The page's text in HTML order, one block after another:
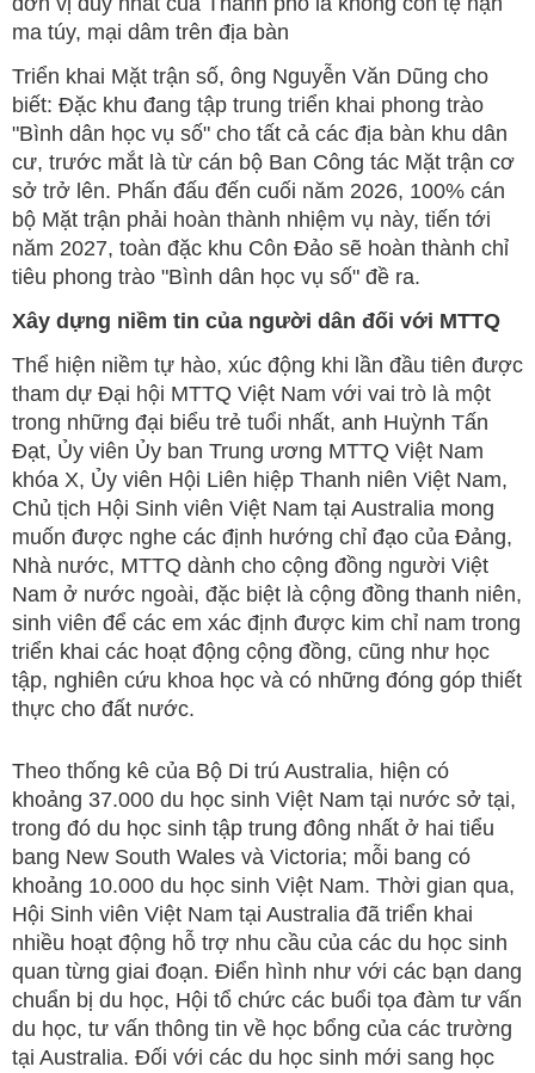
ma túy, mại dâm trên địa bàn
Triển khai Mặt trận số, ông Nguyễn Văn Dũng cho
biết: Đặc khu đang tập trung triển khai phong trào
"Bình dân học vụ số" cho tất cả các địa bàn khu dân
cư, trước mắt là từ cán bộ Ban Công tác Mặt trận cơ
sở trở lên. Phấn đấu đến cuối năm 2026, 100% cán
bộ Mặt trận phải hoàn thành nhiệm vụ này, tiến tới
năm 2027, toàn đặc khu Côn Đảo sẽ hoàn thành chỉ
tiêu phong trào "Bình dân học vụ số" đề ra.
Xây dựng niềm tin của người dân đối với MTTQ
Thể hiện niềm tự hào, xúc động khi lần đầu tiên được
tham dự Đại hội MTTQ Việt Nam với vai trò là một
trong những đại biểu trẻ tuổi nhất, anh Huỳnh Tấn
Đạt, Ủy viên Ủy ban Trung ương MTTQ Việt Nam
khóa X, Ủy viên Hội Liên hiệp Thanh niên Việt Nam,
Chủ tịch Hội Sinh viên Việt Nam tại Australia mong
muốn được nghe các định hướng chỉ đạo của Đảng,
Nhà nước, MTTQ dành cho cộng đồng người Việt
Nam ở nước ngoài, đặc biệt là cộng đồng thanh niên,
sinh viên để các em xác định được kim chỉ nam trong
triển khai các hoạt động cộng đồng, cũng như học
tập, nghiên cứu khoa học và có những đóng góp thiết
thực cho đất nước.
Theo thống kê của Bộ Di trú Australia, hiện có
khoảng 37.000 du học sinh Việt Nam tại nước sở tại,
trong đó du học sinh tập trung đông nhất ở hai tiểu
bang New South Wales và Victoria; mỗi bang có
khoảng 10.000 du học sinh Việt Nam. Thời gian qua,
Hội Sinh viên Việt Nam tại Australia đã triển khai
nhiều hoạt động hỗ trợ nhu cầu của các du học sinh
quan từng giai đoạn. Điển hình như với các bạn dang
chuẩn bị du học, Hội tổ chức các buổi tọa đàm tư vấn
du học, tư vấn thông tin về học bổng của các trường
tại Australia. Đối với các du học sinh mới sang học